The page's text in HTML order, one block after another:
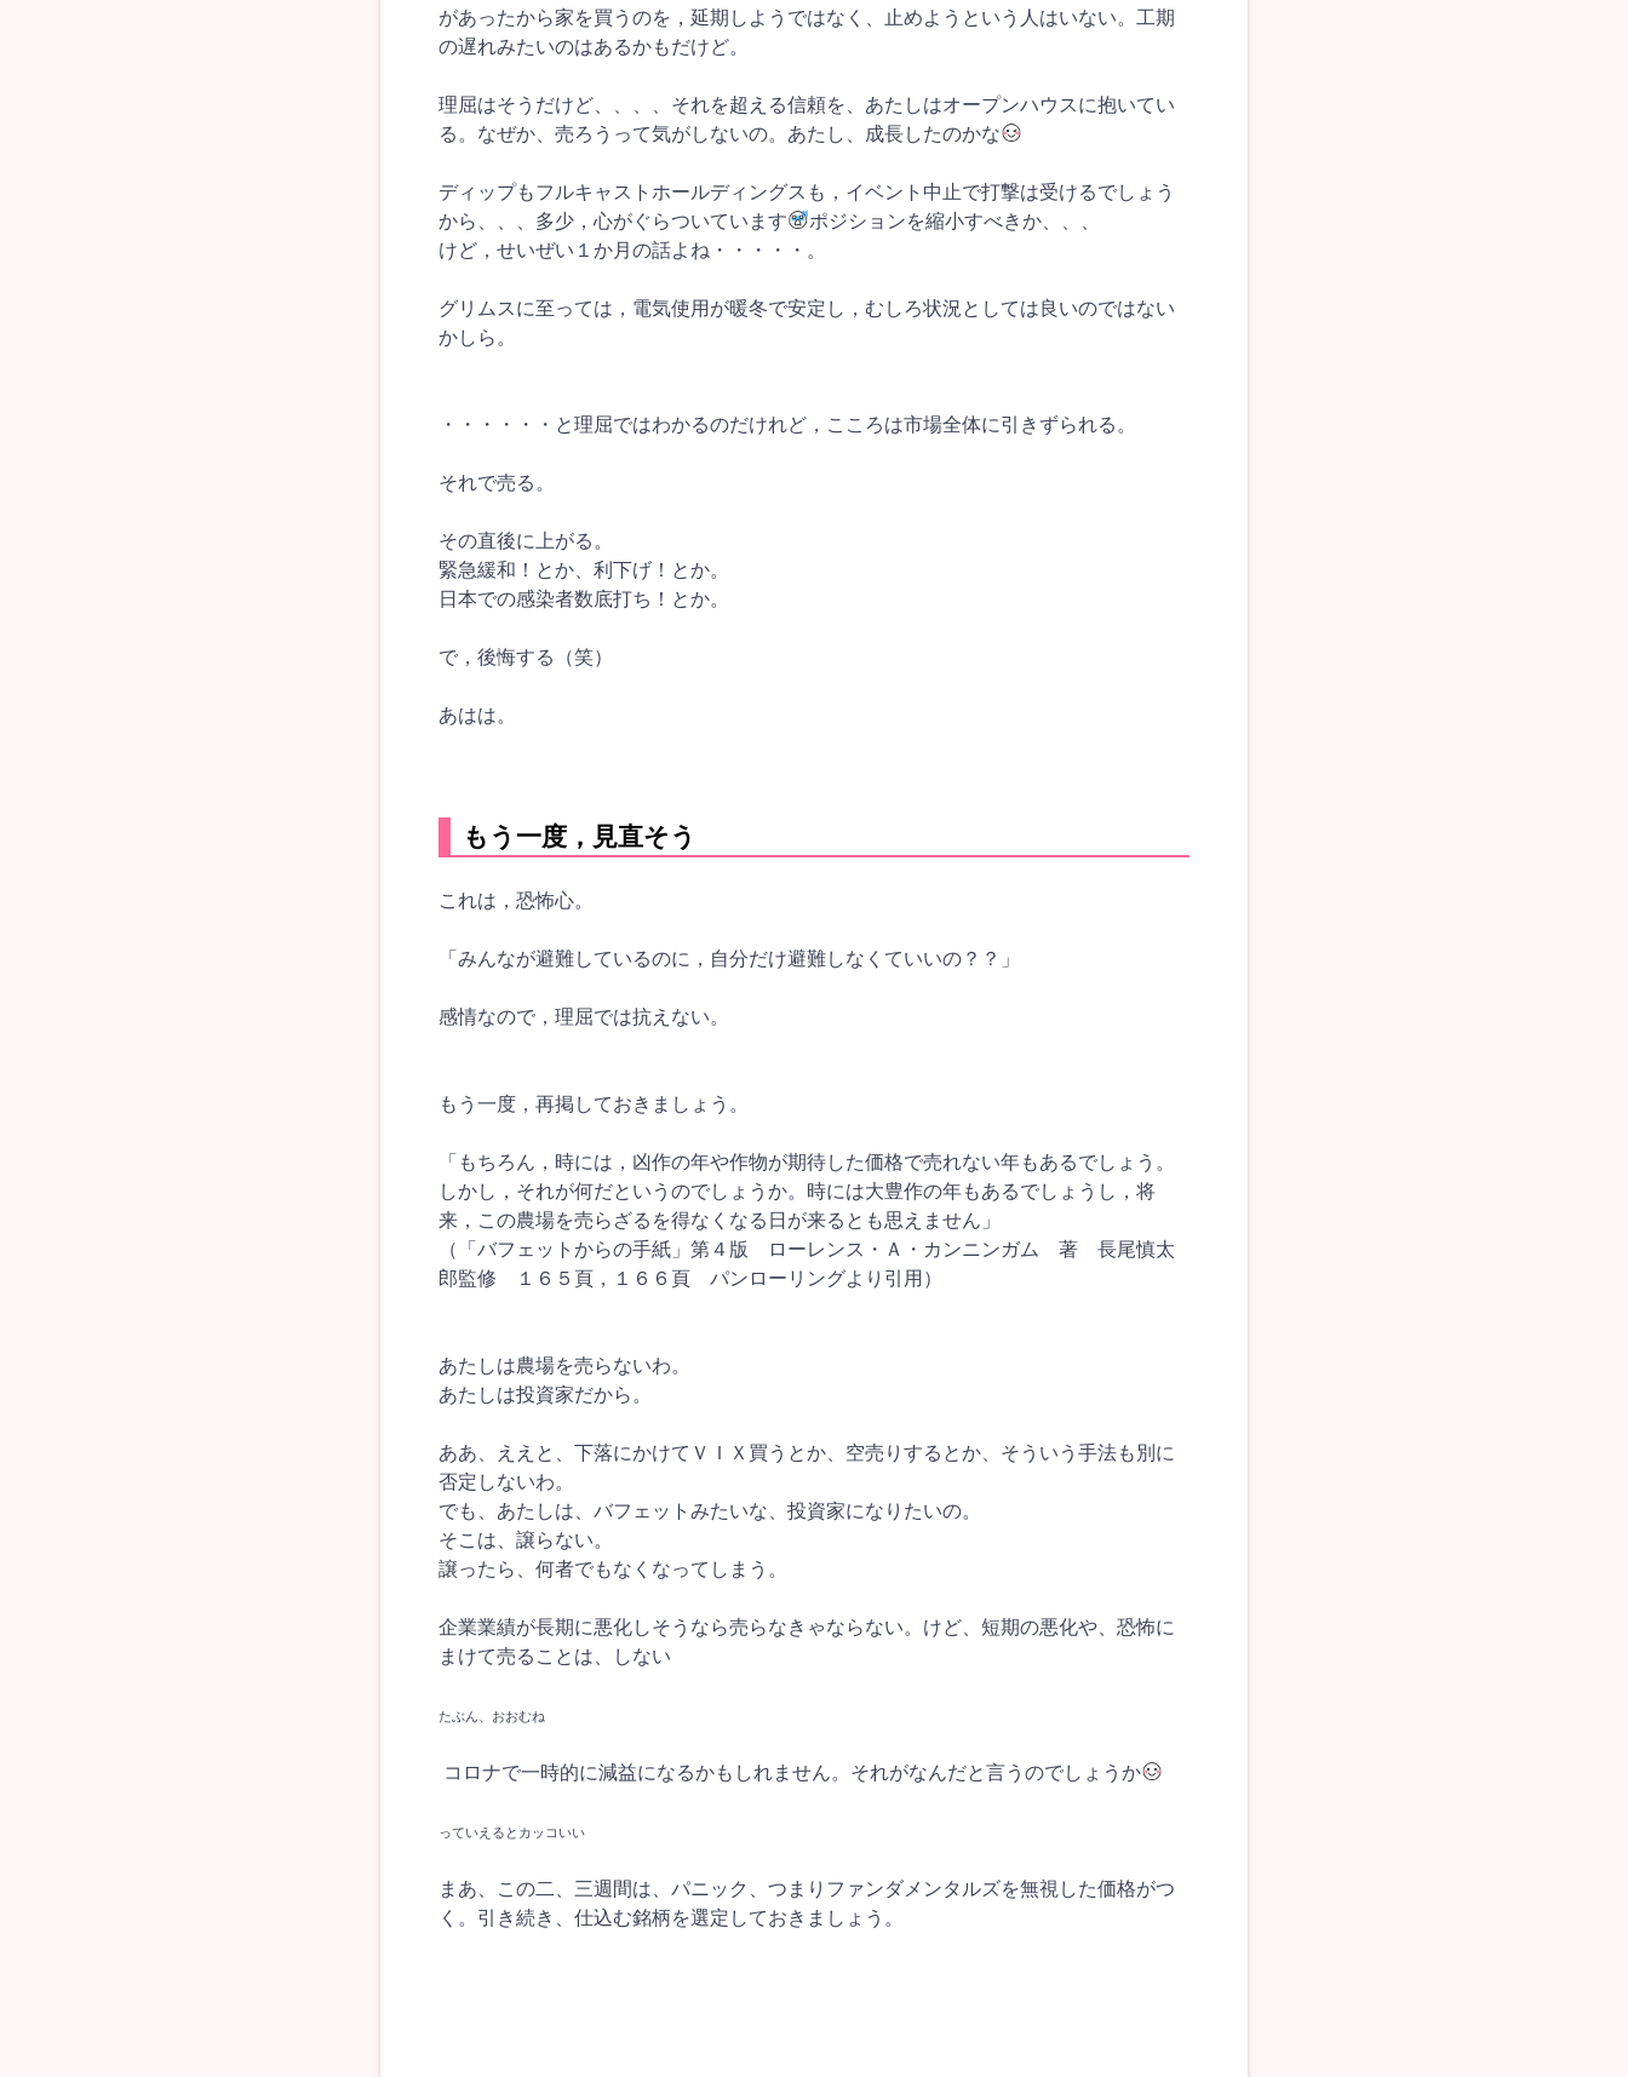
があったから家を買うのを，延期しようではなく、止めようという人はいない。工期
の遅れみたいのはあるかもだけど。
理屈はそうだけど、、、、それを超える信頼を、あたしはオープンハウスに抱いてい
る。なぜか、売ろうって気がしないの。あたし、成長したのかな
ディップもフルキャストホールディングスも，イベント中止で打撃は受けるでしょう
から、、、多少，心がぐらついています
ポジションを縮小すべきか、、、
けど，せいぜい１か月の話よね・・・・・。
グリムスに至っては，電気使用が暖冬で安定し，むしろ状況としては良いのではない
かしら。
・・・・・・と理屈ではわかるのだけれど，こころは市場全体に引きずられる。
それで売る。
その直後に上がる。
緊急緩和！とか、利下げ！とか。
日本での感染者数底打ち！とか。
で，後悔する（笑）
あはは。
もう一度，見直そう
これは，恐怖心。
「みんなが避難しているのに，自分だけ避難しなくていいの？？」
感情なので，理屈では抗えない。
もう一度，再掲しておきましょう。
「もちろん，時には，凶作の年や作物が期待した価格で売れない年もあるでしょう。
しかし，それが何だというのでしょうか。時には大豊作の年もあるでしょうし，将
来，この農場を売らざるを得なくなる日が来るとも思えません」
（「バフェットからの手紙」第４版 ローレンス・Ａ・カンニンガム 著 長尾慎太
郎監修 １６５頁，１６６頁 パンローリングより引用）
あたしは農場を売らないわ。
あたしは投資家だから。
ああ、ええと、下落にかけてＶＩＸ買うとか、空売りするとか、そういう手法も別に
否定しないわ。
でも、あたしは、バフェットみたいな、投資家になりたいの。
そこは、譲らない。
譲ったら、何者でもなくなってしまう。
企業業績が長期に悪化しそうなら売らなきゃならない。けど、短期の悪化や、恐怖に
まけて売ることは、しない
たぶん、おおむね
コロナで一時的に減益になるかもしれません。それがなんだと言うのでしょうか
っていえるとカッコいい
まあ、この二、三週間は、パニック、つまりファンダメンタルズを無視した価格がつ
く。引き続き、仕込む銘柄を選定しておきましょう。